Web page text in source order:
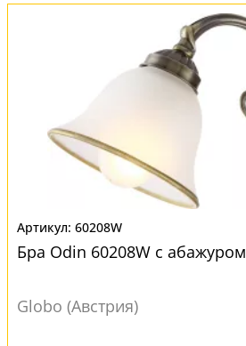
60208W
Бра Odin 60208W с абажуром
Globo (Австрия)